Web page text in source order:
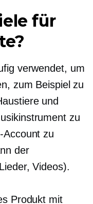
für
verwendet, um
zum Beispiel zu
und
zu
Account zu
der
Videos).
Produkt mit